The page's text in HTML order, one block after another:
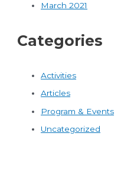
March 2021
Categories
Activities
Articles
Program & Events
Uncategorized